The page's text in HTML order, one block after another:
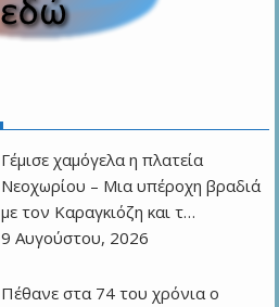
Γέμισε χαμόγελα η πλατεία
Νεοχωρίου – Μια υπέροχη βραδιά
με τον Καραγκιόζη και τ…
9 Αυγούστου, 2026
Πέθανε στα 74 του χρόνια ο